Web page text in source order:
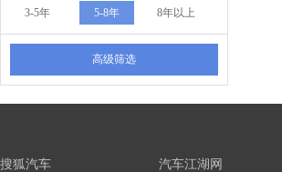
3-5年 5-8年 8年以上
高级筛选
搜狐汽车
汽车江湖网